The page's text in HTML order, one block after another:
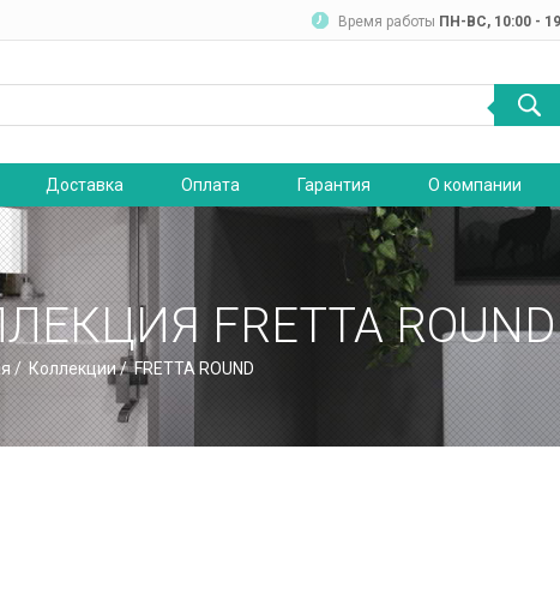
Время работы ПН-ВC, 10:00 -
Доставка Оплата Гарантия О компании
FRETTA ROUND
/ Коллекции/ FRETTA ROUND